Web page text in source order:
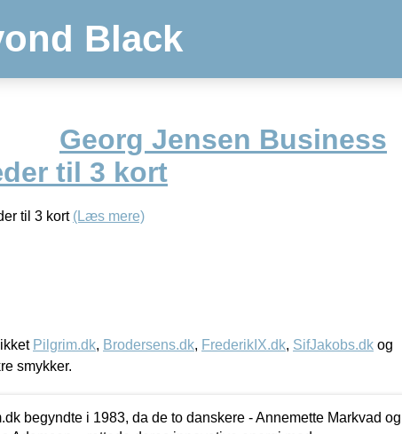
Black
Georg Jensen Business
til 3 kort
til 3 kort (Læs mere)
Pilgrim.dk, Brodersens.dk, FrederikIX.dk, SifJakobs.dk og
smykker.
begyndte i 1983, da de to danskere - Annemette Markvad og